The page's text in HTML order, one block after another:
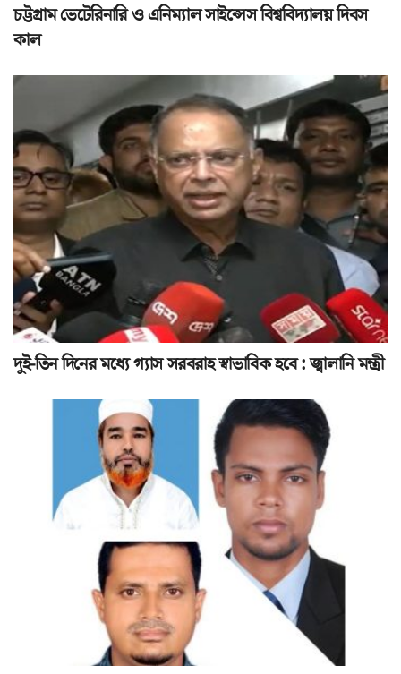
চট্টগ্রাম ভেটেরিনারি ও এনিম্যাল সাইন্সেস বিশ্ববিদ্যালয় দিবস
কাল
দুই-তিন দিনের মধ্যে গ্যাস সরবরাহ স্বাভাবিক হবে : জ্বালানি মন্ত্রী